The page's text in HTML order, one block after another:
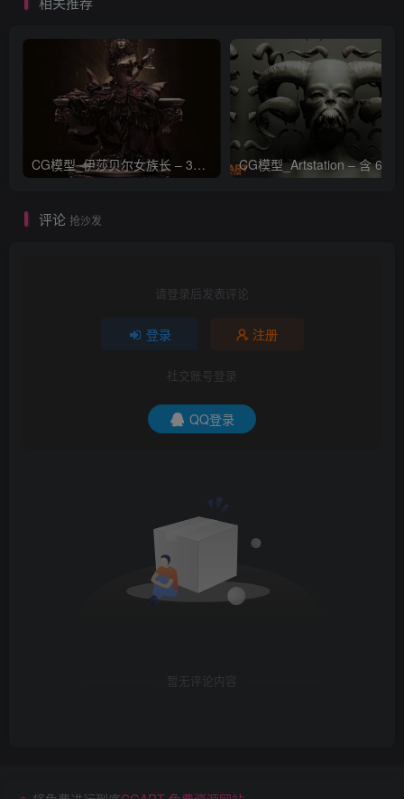
CG模型_伊莎贝尔女族长 – 3D 模型_CGART_模型下载
评论 抢沙发
请登录后发表评论
登录 注册
社交账号登录
QQ登录
暂无评论内容